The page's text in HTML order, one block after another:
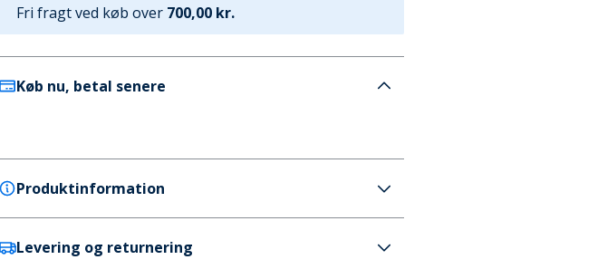
Fri fragt ved køb over 700,00 kr.
Køb nu, betal senere
Produktinformation
ONLY & SONS
Levering og returnering